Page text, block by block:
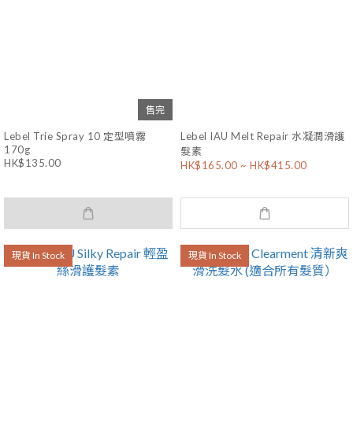
售完
Lebel Trie Spray 10 定型噴霧
170g
HK$135.00
Lebel IAU Melt Repair 水凝潤滑護
髮素
HK$165.00 ~ HK$415.00
現貨 In Stock 現貨 In Stock